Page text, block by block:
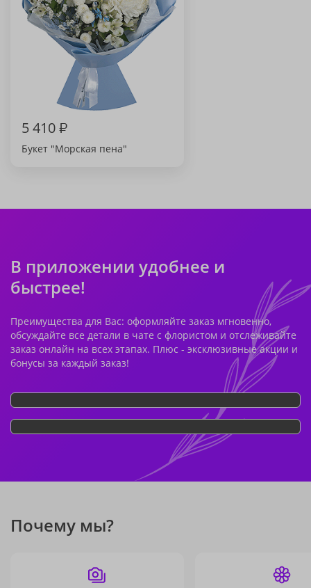
5 410₽
Букет "Морская пена"
В приложении удобнее и
быстрее!
Преимущества для Вас: оформляйте заказ мгновенно,
обсуждайте все детали в чате с флористом и отслеживайте
заказ онлайн на всех этапах. Плюс - эксклюзивные акции и
бонусы за каждый заказ!
Почему мы?